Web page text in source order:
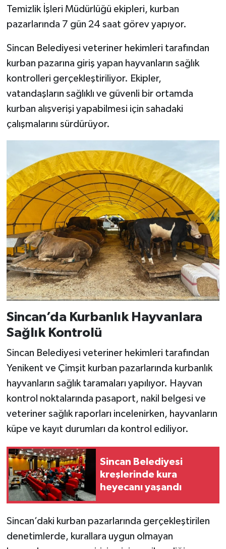
Temizlik İşleri Müdürlüğü ekipleri, kurban
pazarlarında 7 gün 24 saat görev yapıyor.
Sincan Belediyesi veteriner hekimleri tarafından
kurban pazarına giriş yapan hayvanların sağlık
kontrolleri gerçekleştiriliyor. Ekipler,
vatandaşların sağlıklı ve güvenli bir ortamda
kurban alışverişi yapabilmesi için sahadaki
çalışmalarını sürdürüyor.
Sincan’da Kurbanlık Hayvanlara
Sağlık Kontrolü
Sincan Belediyesi veteriner hekimleri tarafından
Yenikent ve Çimşit kurban pazarlarında kurbanlık
hayvanların sağlık taramaları yapılıyor. Hayvan
kontrol noktalarında pasaport, nakil belgesi ve
veteriner sağlık raporları incelenirken, hayvanların
küpe ve kayıt durumları da kontrol ediliyor.
Sincan Belediyesi
kreşlerinde kura
heyecanı yaşandı
Sincan’daki kurban pazarlarında gerçekleştirilen
denetimlerde, kurallara uygun olmayan